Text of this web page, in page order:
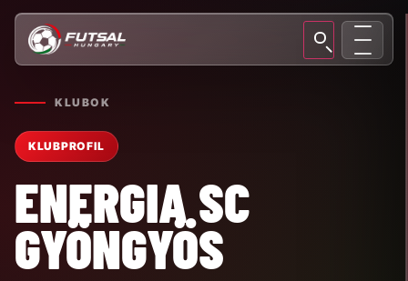
KLUBOK
KLUBPROFIL
ENERGIA SC
GYÖNGYÖS